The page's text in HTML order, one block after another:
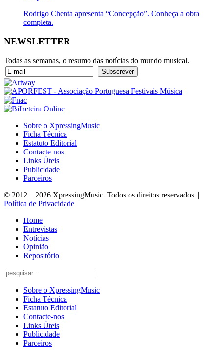
Rodrigo Chenta apresenta “Concepção”. Conheça a obra
completa.
NEWSLETTER
Todas as semanas, o resumo das notícias do mundo musical.
Sobre o XpressingMusic
Ficha Técnica
Estatuto Editorial
Contacte-nos
Links Úteis
Publicidade
Parceiros
© 2012 – 2026 XpressingMusic. Todos os direitos reservados. |
Política de Privacidade
Home
Entrevistas
Notícias
Opinião
Repositório
Sobre o XpressingMusic
Ficha Técnica
Estatuto Editorial
Contacte-nos
Links Úteis
Publicidade
Parceiros